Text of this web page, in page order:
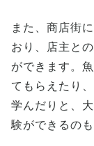
また、商店街
おり、店主と
ができます。
てもらえたり
学んだりと、
験ができるの